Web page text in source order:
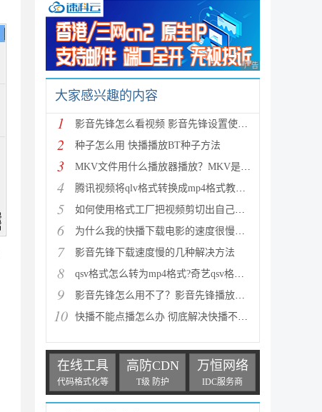
广告 商业广告，理性
大家感兴趣的内容
1 影音先锋怎么看视频 影音先锋设置使用看片教程图文详
2 种子怎么用 快播播放BT种子方法
3 MKV文件用什么播放器播放？MKV是什么格式的详细介绍
4 腾讯视频将qlv格式转换成mp4格式教程(附一键转换工具)
5 如何使用格式工厂把视频剪切出自己想要的部分
6 为什么我的快播下载电影的速度很慢如何提高下载速度
7 影音先锋下载速度慢的几种解决方法
8 qsv格式怎么转为mp4格式?奇艺qsv格式转换mp4方法
9 影音先锋怎么用不了？影音先锋播放不了的解决方法
10 快播不能点播怎么办 彻底解决快播不可点播的解决方法
在线工具
代码格式化等
高防CDN
T级 防护
万恒网络
IDC服务商